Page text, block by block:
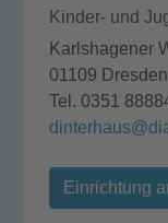
Kinder- und
Karlshagener
01109 Dresden
Tel. 0351
Einrichtung